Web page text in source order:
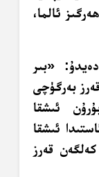
ئالما،
«بىر
بەرگۈچى
ئىشقا
ئىشقا
قەرز